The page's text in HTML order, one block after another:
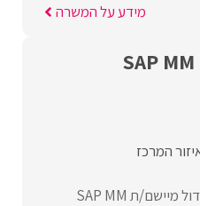
מידע על המשרה
SAP
המרכז
MalamTeam מגייסת לארגון גדול מיישם/ת SAP MM